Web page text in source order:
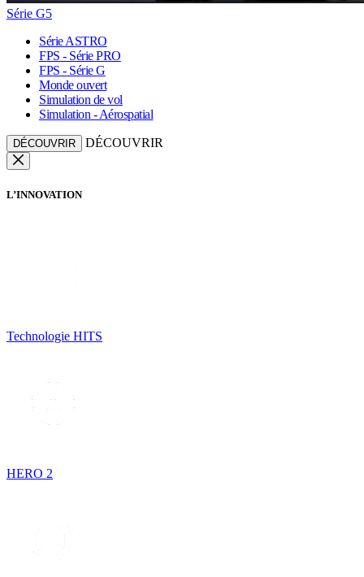
Série G5
Série ASTRO
FPS - Série PRO
FPS - Série G
Monde ouvert
Simulation de vol
Simulation - Aérospatial
DÉCOUVRIR DÉCOUVRIR
L’INNOVATION
Technologie HITS
HERO 2